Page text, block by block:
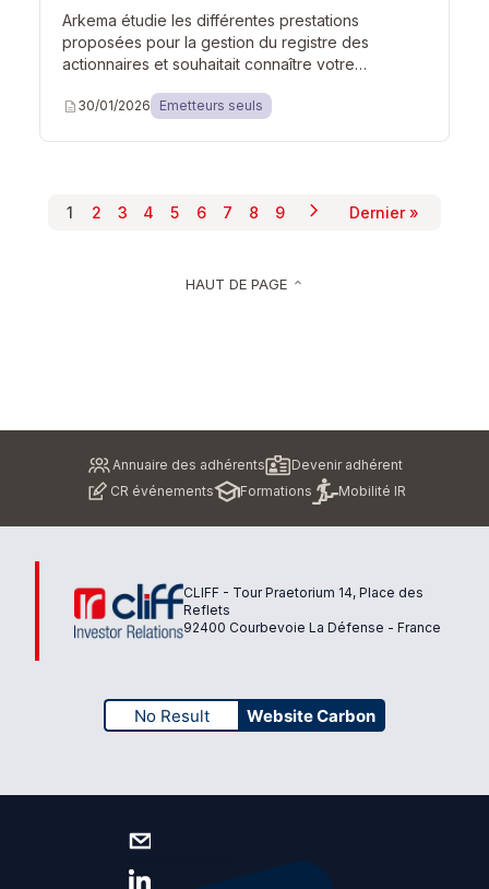
Arkema étudie les différentes prestations
proposées pour la gestion du registre des
actionnaires et souhaitait connaître votre…
description 30/01/2026 Emetteurs seuls
Pagination
Page courante
1
Page
2
Page
3
Page
4
Page
5
Page
6
Page
7
Page
8
Page
9 Page suivante
chevron_right Dernière
Dernier »
HAUT DE PAGE keyboard_arrow_up
Annuaire des adhérents
Devenir adhérent
CR événements
Formations Mobilité IR
CLIFF - Tour Praetorium 14, Place des
Reflets
92400 Courbevoie La Défense - France
No Result Website Carbon